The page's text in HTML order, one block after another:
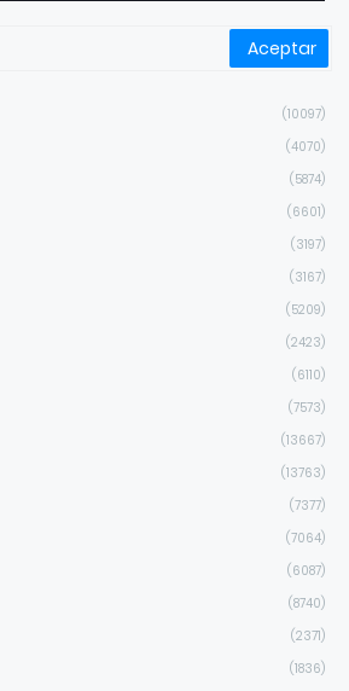
(10097)
(4070)
(5874)
(6601)
(3197)
(3167)
(5209)
(2423)
(6110)
(7573)
(13667)
(13763)
(7377)
(7064)
(6087)
(8740)
(2371)
(1836)